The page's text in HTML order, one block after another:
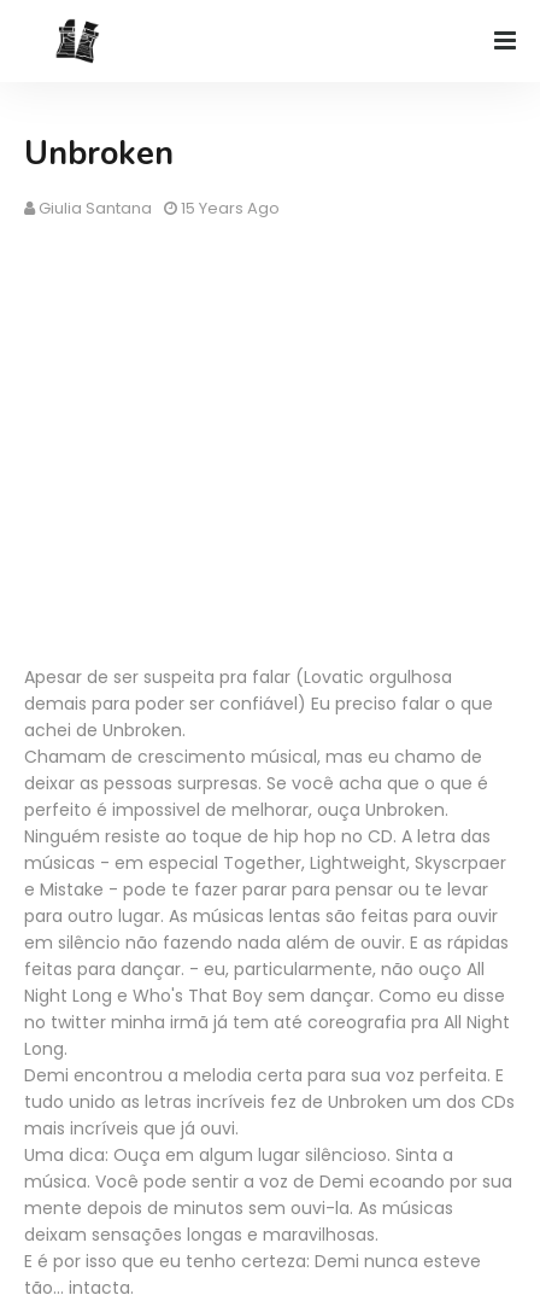
Unbroken
Giulia Santana 15 Years Ago
Apesar de ser suspeita pra falar (Lovatic orgulhosa
demais para poder ser confiável) Eu preciso falar o que
achei de Unbroken.
Chamam de crescimento músical, mas eu chamo de
deixar as pessoas surpresas. Se você acha que o que é
perfeito é impossivel de melhorar, ouça Unbroken.
Ninguém resiste ao toque de hip hop no CD. A letra das
músicas - em especial Together, Lightweight, Skyscrpaer
e Mistake - pode te fazer parar para pensar ou te levar
para outro lugar. As músicas lentas são feitas para ouvir
em silêncio não fazendo nada além de ouvir. E as rápidas
feitas para dançar. - eu, particularmente, não ouço All
Night Long e Who's That Boy sem dançar. Como eu disse
no twitter minha irmã já tem até coreografia pra All Night
Long.
Demi encontrou a melodia certa para sua voz perfeita. E
tudo unido as letras incríveis fez de Unbroken um dos CDs
mais incríveis que já ouvi.
Uma dica: Ouça em algum lugar silêncioso. Sinta a
música. Você pode sentir a voz de Demi ecoando por sua
mente depois de minutos sem ouvi-la. As músicas
deixam sensações longas e maravilhosas.
E é por isso que eu tenho certeza: Demi nunca esteve
tão... intacta.